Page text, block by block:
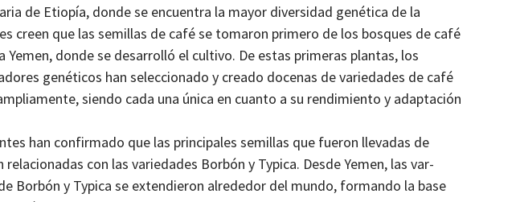
de Etiopía, donde se encuen­tra la may­or diver­si­dad genéti­ca de la
creen que las semi­l­las de café se tomaron primero de los bosques de café
Yemen, donde se desar­rol­ló el cul­ti­vo. De estas primeras plan­tas, los
genéti­cos han selec­ciona­do y crea­do doce­nas de var­iedades de café
sien­do cada una úni­ca en cuan­to a su rendimien­to y adaptación
han con­fir­ma­do que las prin­ci­pales semi­l­las que fueron lle­vadas de
rela­cionadas con las var­iedades Bor­bón y Typ­i­ca. Des­de Yemen, las var­
Bor­bón y Typ­i­ca se extendieron alrede­dor del mun­do, for­man­do la base